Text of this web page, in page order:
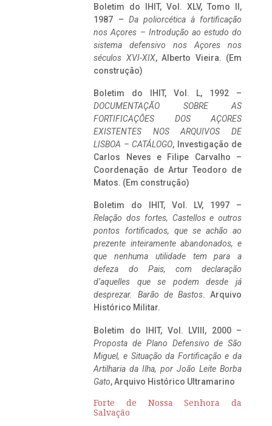
Boletim do IHIT, Vol. XLV, Tomo II,
1987 – Da poliorcética à fortificação
nos Açores – Introdução ao estudo do
sistema defensivo nos Açores nos
séculos XVI-XIX, Alberto Vieira. (Em
construção)
Boletim do IHIT, Vol. L, 1992 –
DOCUMENTAÇÃO SOBRE AS
FORTIFICAÇÕES DOS AÇORES
EXISTENTES NOS ARQUIVOS DE
LISBOA – CATÁLOGO, Investigação de
Carlos Neves e Filipe Carvalho –
Coordenação de Artur Teodoro de
Matos. (Em construção)
Boletim do IHIT, Vol. LV, 1997 –
Relação dos fortes, Castellos e outros
pontos fortificados, que se achão ao
prezente inteiramente abandonados, e
que nenhuma utilidade tem para a
defeza do Pais, com declaração
d’aquelles que se podem desde já
desprezar. Barão de Bastos. Arquivo
Histórico Militar.
Boletim do IHIT, Vol. LVIII, 2000 –
Proposta de Plano Defensivo de São
Miguel, e Situação da Fortificação e da
Artilharia da Ilha, por João Leite Borba
Gato, Arquivo Histórico Ultramarino
Forte de Nossa Senhora da
Salvação